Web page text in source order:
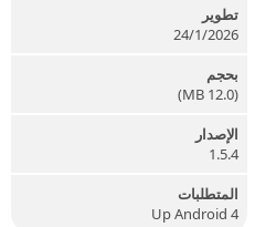
تطوير
24/1/2026
بحجم
(12.0 MB)
الإصدار
1.5.4
المتطلبات
Up Android 4